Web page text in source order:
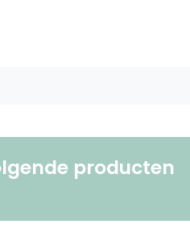
producten